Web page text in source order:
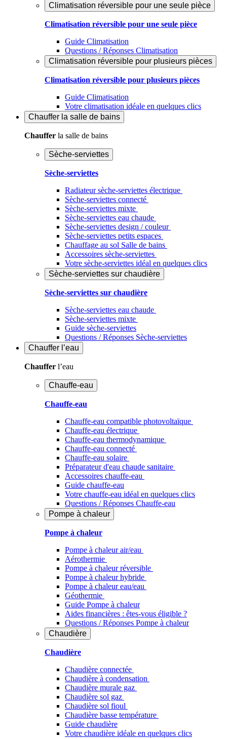
Climatisation réversible pour une seule pièce
Climatisation réversible pour une seule pièce
Guide Climatisation
Questions / Réponses Climatisation
Climatisation réversible pour plusieurs pièces
Climatisation réversible pour plusieurs pièces
Guide Climatisation
Votre climatisation idéale en quelques clics
Chauffer la salle de bains
Chauffer la salle de bains
Sèche-serviettes
Sèche-serviettes
Radiateur sèche-serviettes électrique
Sèche-serviettes connecté
Sèche-serviettes mixte
Sèche-serviettes eau chaude
Sèche-serviettes design / couleur
Sèche-serviettes petits espaces
Chauffage au sol Salle de bains
Accessoires sèche-serviettes
Votre sèche-serviettes idéal en quelques clics
Sèche-serviettes sur chaudière
Sèche-serviettes sur chaudière
Sèche-serviettes eau chaude
Sèche-serviettes mixte
Guide sèche-serviettes
Questions / Réponses Sèche-serviettes
Chauffer l’eau
Chauffer l’eau
Chauffe-eau
Chauffe-eau
Chauffe-eau compatible photovoltaïque
Chauffe-eau électrique
Chauffe-eau thermodynamique
Chauffe-eau connecté
Chauffe-eau solaire
Préparateur d'eau chaude sanitaire
Accessoires chauffe-eau
Guide chauffe-eau
Votre chauffe-eau idéal en quelques clics
Questions / Réponses Chauffe-eau
Pompe à chaleur
Pompe à chaleur
Pompe à chaleur air/eau
Aérothermie
Pompe à chaleur réversible
Pompe à chaleur hybride
Pompe à chaleur​ eau/eau
Géothermie
Guide Pompe à chaleur
Aides financières : êtes-vous éligible ?
Questions / Réponses Pompe à chaleur
Chaudière
Chaudière
Chaudière connectée
Chaudière à condensation
Chaudière murale gaz
Chaudière sol gaz
Chaudière sol fioul
Chaudière basse température
Guide chaudière
Votre chaudière idéale en quelques clics